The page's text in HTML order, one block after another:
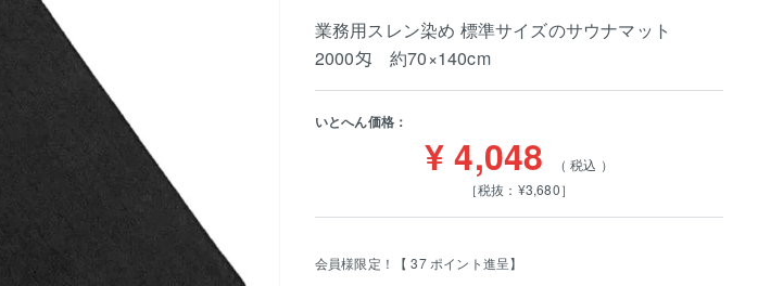
業務用スレン染め 標準サイズのサウナマット
2000匁 約70×140cm
いとへん価格：
¥ 4,048
税込
［税抜：¥3,680］
会員様限定！【 37 ポイント進呈】